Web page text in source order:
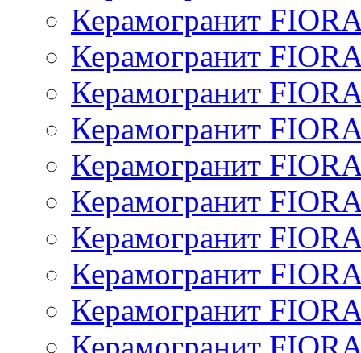
Керамогранит
Керамогранит
Керамогранит
Керамогранит
Керамогранит
Керамогранит
Керамогранит
Керамогранит
Керамогранит